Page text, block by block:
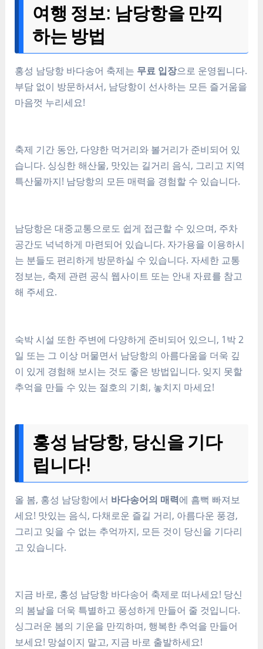
여행 정보: 남당항을 만끽
하는 방법
홍성 남당항 바다송어 축제는 무료 입장으로 운영됩니다.
부담 없이 방문하셔서, 남당항이 선사하는 모든 즐거움을
마음껏 누리세요!
축제 기간 동안, 다양한 먹거리와 볼거리가 준비되어 있
습니다. 싱싱한 해산물, 맛있는 길거리 음식, 그리고 지역
특산물까지! 남당항의 모든 매력을 경험할 수 있습니다.
남당항은 대중교통으로도 쉽게 접근할 수 있으며, 주차
공간도 넉넉하게 마련되어 있습니다. 자가용을 이용하시
는 분들도 편리하게 방문하실 수 있습니다. 자세한 교통
정보는, 축제 관련 공식 웹사이트 또는 안내 자료를 참고
해 주세요.
숙박 시설 또한 주변에 다양하게 준비되어 있으니, 1박 2
일 또는 그 이상 머물면서 남당항의 아름다움을 더욱 깊
이 있게 경험해 보시는 것도 좋은 방법입니다. 잊지 못할
추억을 만들 수 있는 절호의 기회, 놓치지 마세요!
홍성 남당항, 당신을 기다
립니다!
올 봄, 홍성 남당항에서 바다송어의 매력에 흠뻑 빠져보
세요! 맛있는 음식, 다채로운 즐길 거리, 아름다운 풍경,
그리고 잊을 수 없는 추억까지, 모든 것이 당신을 기다리
고 있습니다.
지금 바로, 홍성 남당항 바다송어 축제로 떠나세요! 당신
의 봄날을 더욱 특별하고 풍성하게 만들어 줄 것입니다.
싱그러운 봄의 기운을 만끽하며, 행복한 추억을 만들어
보세요! 망설이지 말고, 지금 바로 출발하세요!